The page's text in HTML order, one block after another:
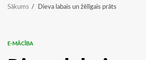
Sākums Dieva labais un žēlīgais prāts
E-MĀCĪBA